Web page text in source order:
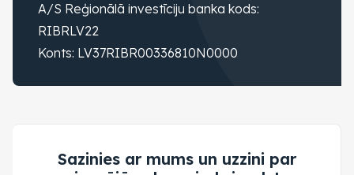
A/S Reģionālā investīciju banka kods:
RIBRLV22
Konts: LV37RIBR00336810N0000
Sazinies ar mums un uzzini par